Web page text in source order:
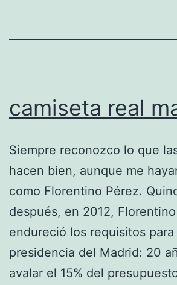
camiseta real
Siempre reconozco lo que
hacen bien, aunque me
como Florentino Pérez.
después, en 2012,
endureció los requisitos
presidencia del Madrid: 20
avalar el 15% del